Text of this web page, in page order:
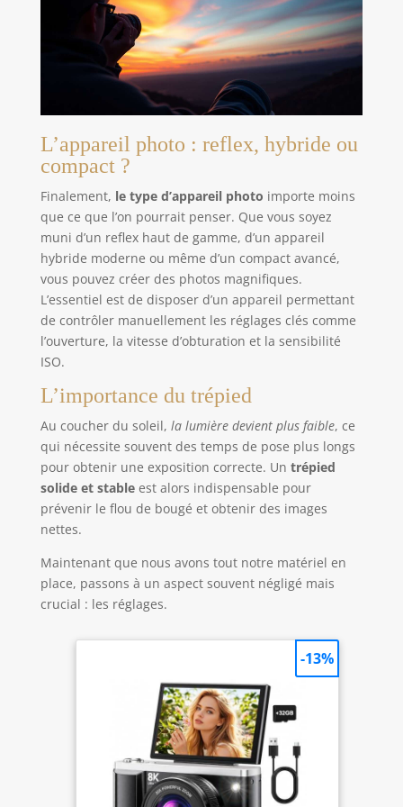
prolongée ou la connecter à votre PC de bureau, à
une alimentation mobile pour une utilisation
temporaire. ❤Le Kit de Lumière Vidéo LED USB
Comprend : (2) Lampe LED USB, (2) Trépieds, (2)
Filtre blanc, (2) Filtre jaune, (2) Filtre bleu, (2) Filtre
rouge, (2) Filtre rose, (2) Filtre violet, (2) Filtre vert,
(2) Filtre orange.
L’appareil photo : reflex, hybride ou
compact ?
Finalement, le type d’appareil photo importe moins
que ce que l’on pourrait penser. Que vous soyez
muni d’un reflex haut de gamme, d’un appareil
hybride moderne ou même d’un compact avancé,
vous pouvez créer des photos magnifiques.
L’essentiel est de disposer d’un appareil permettant
de contrôler manuellement les réglages clés comme
l’ouverture, la vitesse d’obturation et la sensibilité
ISO.
L’importance du trépied
Au coucher du soleil, la lumière devient plus faible, ce
qui nécessite souvent des temps de pose plus longs
pour obtenir une exposition correcte. Un trépied
solide et stableest alors indispensable pour
prévenir le flou de bougé et obtenir des images
nettes.
Maintenant que nous avons tout notre matériel en
place, passons à un aspect souvent négligé mais
crucial : les réglages.
-13%